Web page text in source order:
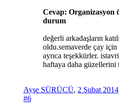
Cevap: Organizasyon
durum
değerli arkadaşların
oldu.semaverde çay
ayrıca teşekkürler.
haftaya daha
Ayşe SÜRÜCÜ, 2 Şubat 2014
#6